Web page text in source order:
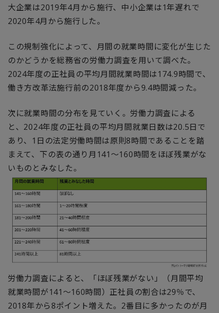
大企業は2019年4月から施行、中小企業は1年遅れで
2020年4月から施行した。
この規制強化によって、月間の就業時間に変化が生じた
のかどうかを総務省の労働力調査を用いて調べた。
2024年度の正社員の平均月間就業時間は174.9時間で、
働き方改革法施行前の2018年度から9.4時間減った。
次に就業時間の分布を見ていく。労働力調査による
と、2024年度の正社員の平均月間就業日数は20.5日で
あり、1日の法定労働時間は原則8時間であることを踏
まえて、下の表の通り月141～160時間をほぼ残業がな
いものとみなした。
労働力調査によると、「ほぼ残業がない」（月間平均
就業時間が141～160時間）正社員の割合は29％で、
2018年から8ポイント増えた。2番目に多かったのが月